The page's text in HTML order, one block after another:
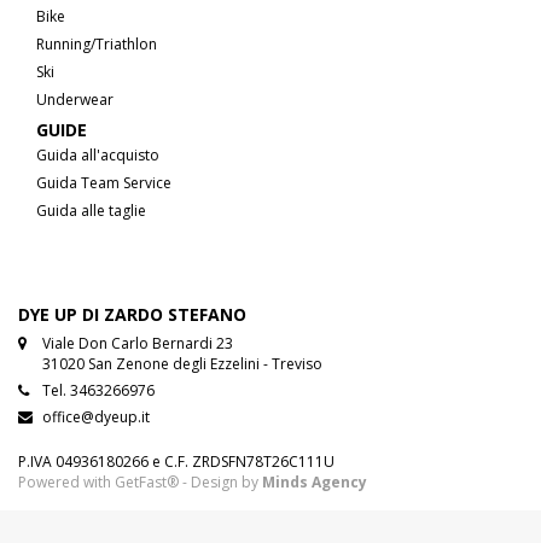
Bike
Running/Triathlon
Ski
Underwear
GUIDE
Guida all'acquisto
Guida Team Service
Guida alle taglie
DYE UP DI ZARDO STEFANO
Viale Don Carlo Bernardi 23
31020 San Zenone degli Ezzelini - Treviso
Tel. 3463266976
office@dyeup.it
P.IVA 04936180266 e C.F. ZRDSFN78T26C111U
Powered with GetFast® - Design by Minds Agency